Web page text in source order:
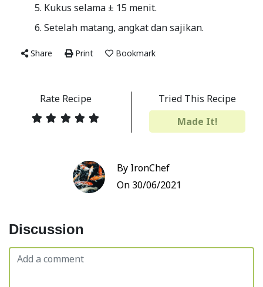
Kukus selama ± 15 menit.
Setelah matang, angkat dan sajikan.
Share Print Bookmark
Rate Recipe
Tried This Recipe
Made It!
By IronChef
On 30/06/2021
Discussion